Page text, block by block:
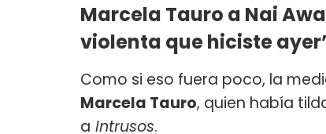
Marcela Tauro a Nai
violenta que hiciste
Como si eso fuera poco, la
Marcela Tauro, quien había
a Intrusos.